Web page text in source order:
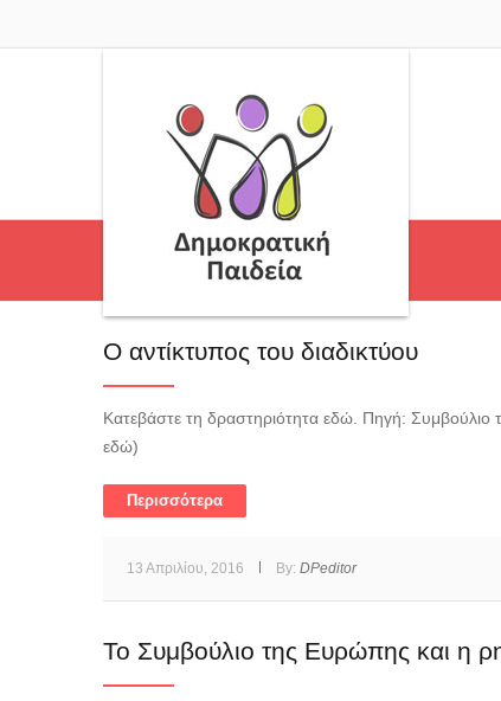
Ο αντίκτυπος του διαδικτύου
Κατεβάστε τη δραστηριότητα εδώ. Πηγή: Συμβούλιο
εδώ)
Περισσότερα
13 Απριλίου, 2016 By: DPeditor
Το Συμβούλιο της Ευρώπης και η